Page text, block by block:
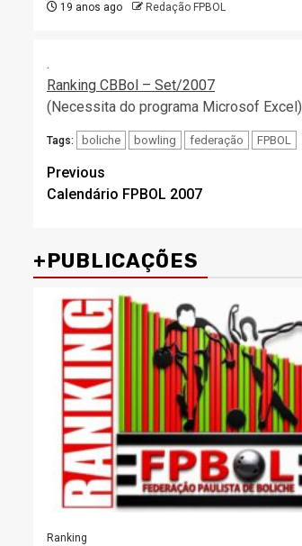
19 anos ago Redação FPBOL
.
Ranking CBBol – Set/2007
(Necessita do programa Microsof Excel)
Tags: boliche bowling federação FPBOL
Post
navigation
Previous
Calendário FPBOL 2007
+PUBLICAÇÕES
Ranking